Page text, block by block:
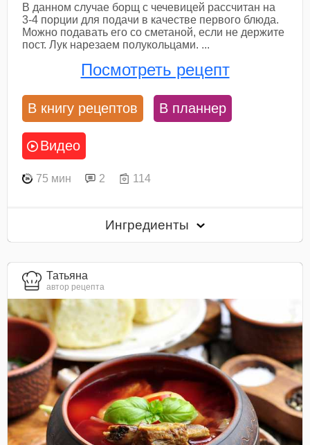
В данном случае борщ с чечевицей рассчитан на
3-4 порции для подачи в качестве первого блюда.
Можно подавать его со сметаной, если не держите
пост. Лук нарезаем полукольцами. ...
Посмотреть рецепт
В книгу рецептов В планнер
Видео
75 мин 2 114
Ингредиенты
Татьяна
автор рецепта